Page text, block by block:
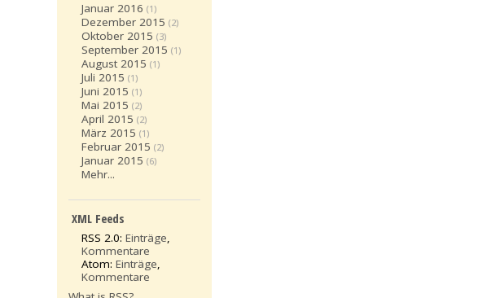
Januar 2016 (1)
Dezember 2015 (2)
Oktober 2015 (3)
September 2015 (1)
August 2015 (1)
Juli 2015 (1)
Juni 2015 (1)
Mai 2015 (2)
April 2015 (2)
März 2015 (1)
Februar 2015 (2)
Januar 2015 (6)
Mehr...
XML Feeds
RSS 2.0:Einträge,
Kommentare
Atom:Einträge,
Kommentare